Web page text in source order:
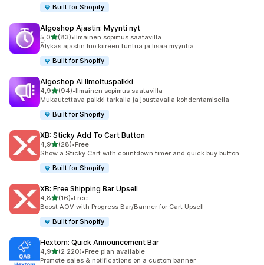
Built for Shopify
Algoshop Ajastin: Myynti nyt
5,0/ 5 tähteä
(83)
83 arvostelua yhteensä
•Ilmainen sopimus saatavilla
Älykäs ajastin luo kiireen tuntua ja lisää myyntiä
Built for Shopify
Algoshop AI Ilmoituspalkki
4,9/ 5 tähteä
(94)
94 arvostelua yhteensä
•Ilmainen sopimus saatavilla
Mukautettava palkki tarkalla ja joustavalla kohdentamisella
Built for Shopify
XB: Sticky Add To Cart Button
4,9/ 5 tähteä
(28)
28 arvostelua yhteensä
•Free
Show a Sticky Cart with countdown timer and quick buy button
Built for Shopify
XB: Free Shipping Bar Upsell
4,8/ 5 tähteä
(16)
16 arvostelua yhteensä
•Free
Boost AOV with Progress Bar/Banner for Cart Upsell
Built for Shopify
Hextom: Quick Announcement Bar
4,9/ 5 tähteä
(2 220)
2220 arvostelua yhteensä
•Free plan available
Promote sales & notifications on a custom banner